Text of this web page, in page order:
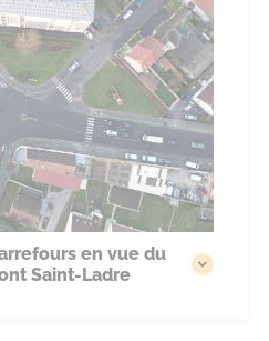
en vue du
Saint-Ladre